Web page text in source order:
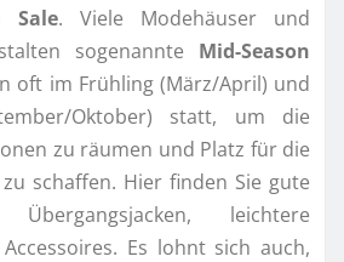
Sale. Viele Modehäuser und
sogenannte Mid-Season
oft im Frühling (März/April) und
Oktober) statt, um die
zu räumen und Platz für die
schaffen. Hier finden Sie gute
leichtere
Es lohnt sich auch,